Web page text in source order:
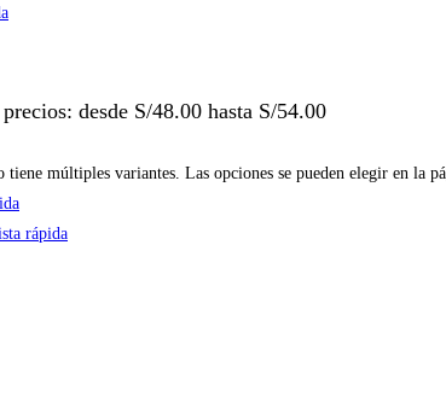
desde S/48.00 hasta S/54.00
tiene múltiples variantes. Las opciones se pueden elegir en la
rápida